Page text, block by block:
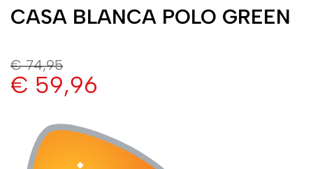
CASA BLANCA POLO GREEN
€74,95
€ 59,96